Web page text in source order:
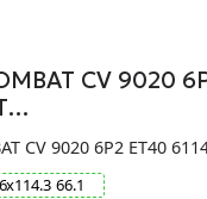
CV 9020
CV 9020 6P2 ET40
6x114.3 66.1